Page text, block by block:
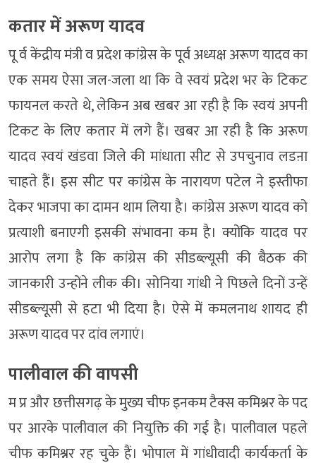
कतार में अरूण यादव
पू र्व केंद्रीय मंत्री व प्रदेश कांग्रेस के पूर्व अध्यक्ष अरूण यादव का
एक समय ऐसा जल-जला था कि वे स्वयं प्रदेश भर के टिकट
फायनल करते थे, लेकिन अब खबर आ रही है कि स्वयं अपनी
टिकट के लिए कतार में लगे हैं। खबर आ रही है कि अरूण
यादव स्वयं खंडवा जिले की मांधाता सीट से उपचुनाव लडऩा
चाहते हैं। इस सीट पर कांग्रेस के नारायण पटेल ने इस्तीफा
देकर भाजपा का दामन थाम लिया है। कांग्रेस अरूण यादव को
प्रत्याशी बनाएगी इसकी संभावना कम है। क्योंकि यादव पर
आरोप लगा है कि कांग्रेस की सीडब्ल्यूसी की बैठक की
जानकारी उन्होंने लीक की। सोनिया गांधी ने पिछले दिनों उन्हें
सीडब्ल्यूसी से हटा भी दिया है। ऐसे में कमलनाथ शायद ही
अरूण यादव पर दांव लगाएं।
पालीवाल की वापसी
म प्र और छत्तीसगढ़ के मुख्य चीफ इनकम टैक्स कमिश्नर के पद
पर आरके पालीवाल की नियुक्ति की गई है। पालीवाल पहले
चीफ कमिश्नर रह चुके हैं। भोपाल में गांधीवादी कार्यकर्ता के